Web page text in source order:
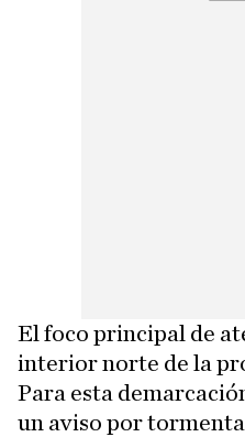
El foco principal de
interior norte de la
Para esta
un aviso por